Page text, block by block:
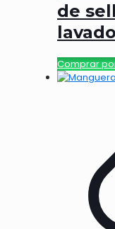
de
Comprar